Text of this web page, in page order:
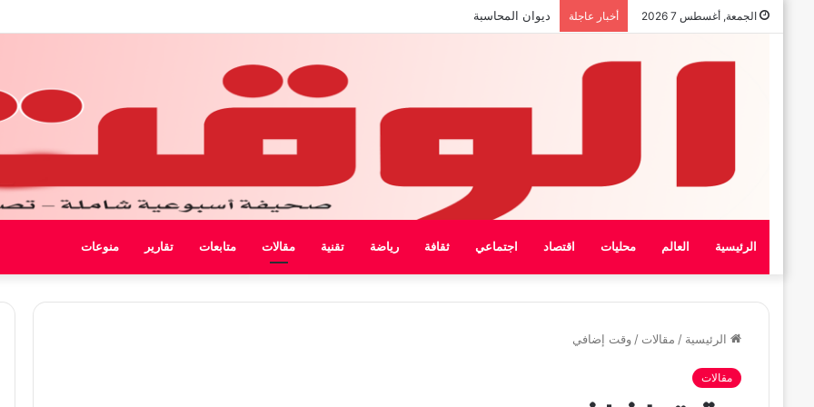
الجمعة, أغسطس 7 2026 أخبار عاجلة بيان الإتحاد الوطنى العام لعمال ليبيا
الرئيسية العالم محليات اقتصاد اجتماعي ثقافة رياضة تقنية مقالات متابعات تقارير منوعات
الرئيسية / مقالات / وقت إضافي
مقالات